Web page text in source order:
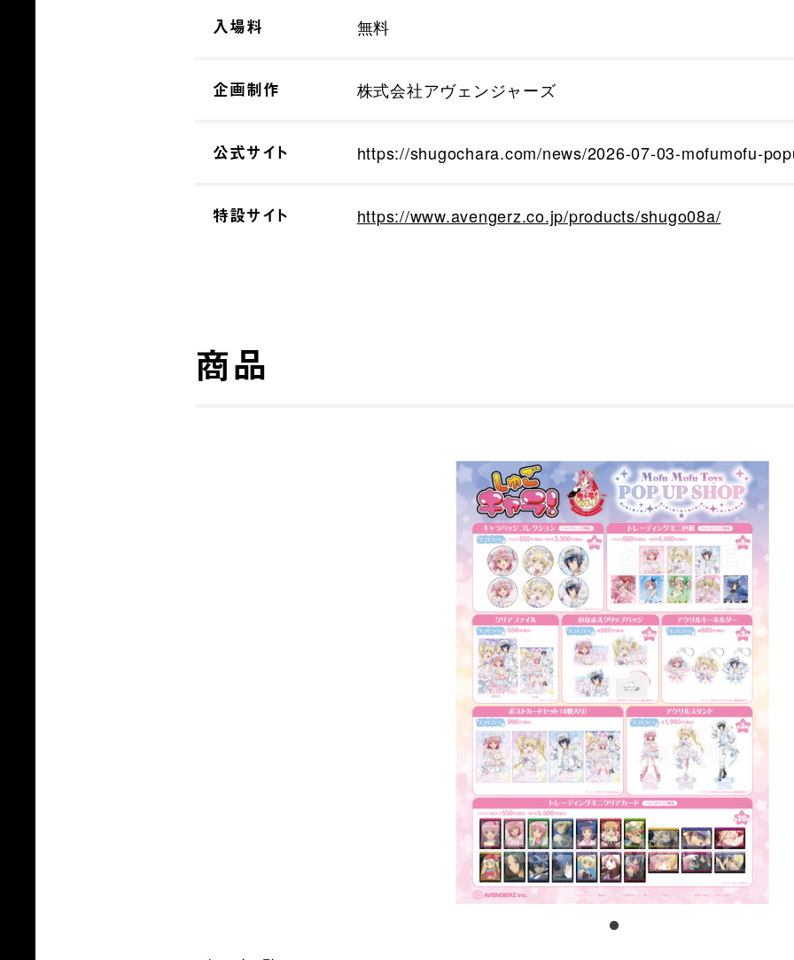
入場料 無料
企画制作 株式会社アヴェンジャーズ
公式サイト https://shugochara.com/news/2026-07-03-mofumofu-
特設サイト https://www.avengerz.co.jp/products/shugo08a/
商品